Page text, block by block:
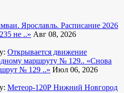
Ярославль. Расписание 2026
не ..» Авг 08, 2026
Открывается движение
маршруту № 129.. «Снова
№ 129 ..» Июл 06, 2026
Метеор-120Р Нижний Новгород